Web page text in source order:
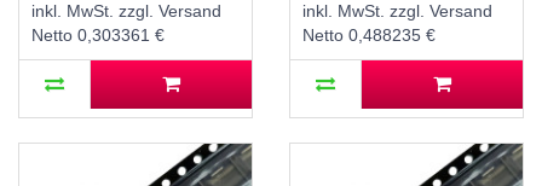
inkl. MwSt. zzgl. Versand
Netto 0,303361 €
inkl. MwSt. zzgl. Versand
Netto 0,488235 €